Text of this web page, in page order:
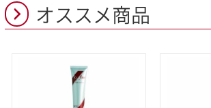
オススメ商品